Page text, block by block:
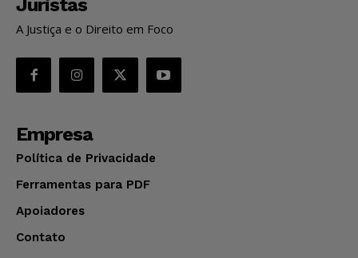
A Justiça e o Direito em Foco
Empresa
Política de Privacidade
Ferramentas para PDF
Apoiadores
Contato